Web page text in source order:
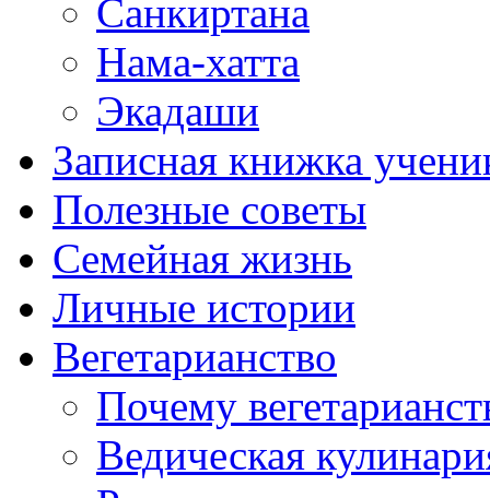
Санкиртана
Нама-хатта
Экадаши
Записная книжка
Полезные советы
Семейная жизнь
Личные истории
Вегетарианство
Почему
Ведическая